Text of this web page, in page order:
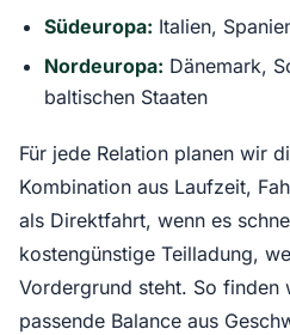
Südeuropa: Italien,
Nordeuropa: Dänemark,
baltischen Staaten
Für jede Relation planen wir
Kombination aus Laufzeit,
als Direktfahrt, wenn es
kostengünstige Teilladung,
Vordergrund steht. So finden
passende Balance aus